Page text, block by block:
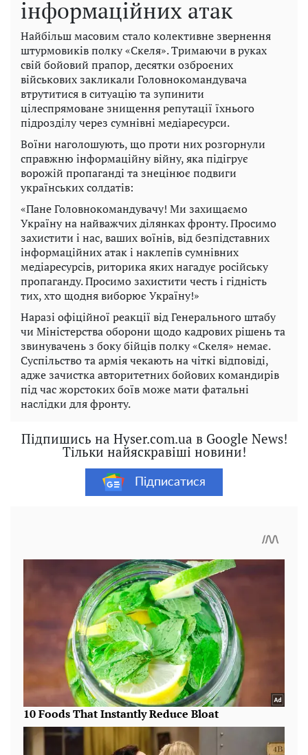
інформаційних атак
Найбільш масовим стало колективне звернення
штурмовиків полку «Скеля». Тримаючи в руках
свій бойовий прапор, десятки озброєних
військових закликали Головнокомандувача
втрутитися в ситуацію та зупинити
цілеспрямоване знищення репутації їхнього
підрозділу через сумнівні медіаресурси.
Воїни наголошують, що проти них розгорнули
справжню інформаційну війну, яка підігрує
ворожій пропаганді та знецінює подвиги
українських солдатів:
«Пане Головнокомандувачу! Ми захищаємо
Україну на найважчих ділянках фронту. Просимо
захистити і нас, ваших воїнів, від безпідставних
інформаційних атак і наклепів сумнівних
медіаресурсів, риторика яких нагадує російську
пропаганду. Просимо захистити честь і гідність
тих, хто щодня виборює Україну!»
Наразі офіційної реакції від Генерального штабу
чи Міністерства оборони щодо кадрових рішень та
звинувачень з боку бійців полку «Скеля» немає.
Суспільство та армія чекають на чіткі відповіді,
адже зачистка авторитетних бойових командирів
під час жорстоких боїв може мати фатальні
наслідки для фронту.
Підпишись на Hyser.com.ua в Google News!
Тільки найяскравіші новини!
Підписатися